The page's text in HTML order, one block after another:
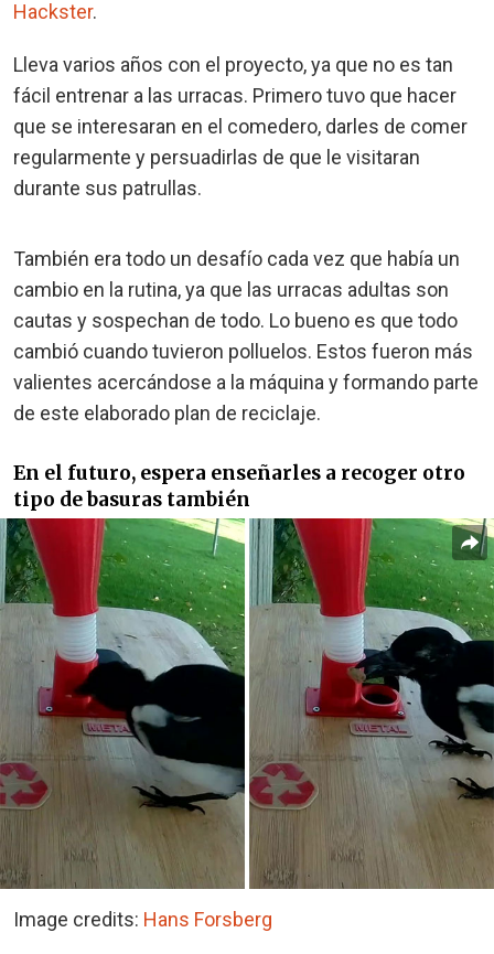
Hackster.
Lleva varios años con el proyecto, ya que no es tan
fácil entrenar a las urracas. Primero tuvo que hacer
que se interesaran en el comedero, darles de comer
regularmente y persuadirlas de que le visitaran
durante sus patrullas.
También era todo un desafío cada vez que había un
cambio en la rutina, ya que las urracas adultas son
cautas y sospechan de todo. Lo bueno es que todo
cambió cuando tuvieron polluelos. Estos fueron más
valientes acercándose a la máquina y formando parte
de este elaborado plan de reciclaje.
En el futuro, espera enseñarles a recoger otro
tipo de basuras también
Image credits: Hans Forsberg